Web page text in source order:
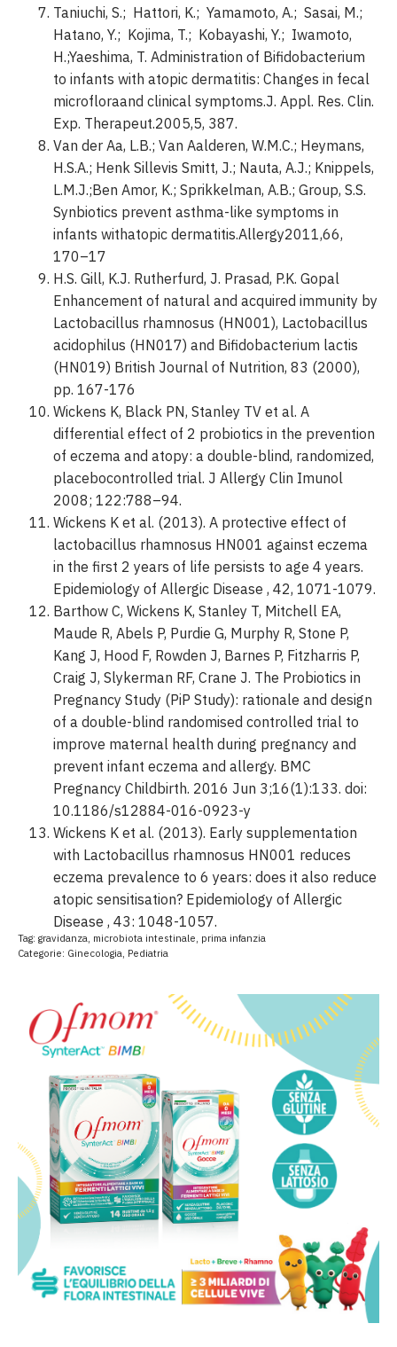
Taniuchi, S.; Hattori, K.; Yamamoto, A.; Sasai, M.;
Hatano, Y.; Kojima, T.; Kobayashi, Y.; Iwamoto,
H.;Yaeshima, T. Administration of Bifidobacterium
to infants with atopic dermatitis: Changes in fecal
microfloraand clinical symptoms.J. Appl. Res. Clin.
Exp. Therapeut.2005,5, 387.
Van der Aa, L.B.; Van Aalderen, W.M.C.; Heymans,
H.S.A.; Henk Sillevis Smitt, J.; Nauta, A.J.; Knippels,
L.M.J.;Ben Amor, K.; Sprikkelman, A.B.; Group, S.S.
Synbiotics prevent asthma-like symptoms in
infants withatopic dermatitis.Allergy2011,66,
170–17
H.S. Gill, K.J. Rutherfurd, J. Prasad, P.K. Gopal
Enhancement of natural and acquired immunity by
Lactobacillus rhamnosus (HN001), Lactobacillus
acidophilus (HN017) and Bifidobacterium lactis
(HN019) British Journal of Nutrition, 83 (2000),
pp. 167-176
Wickens K, Black PN, Stanley TV et al. A
differential effect of 2 probiotics in the prevention
of eczema and atopy: a double-blind, randomized,
placebocontrolled trial. J Allergy Clin Imunol
2008; 122:788–94.
Wickens K et al. (2013). A protective effect of
lactobacillus rhamnosus HN001 against eczema
in the first 2 years of life persists to age 4 years.
Epidemiology of Allergic Disease , 42, 1071-1079.
Barthow C, Wickens K, Stanley T, Mitchell EA,
Maude R, Abels P, Purdie G, Murphy R, Stone P,
Kang J, Hood F, Rowden J, Barnes P, Fitzharris P,
Craig J, Slykerman RF, Crane J. The Probiotics in
Pregnancy Study (PiP Study): rationale and design
of a double-blind randomised controlled trial to
improve maternal health during pregnancy and
prevent infant eczema and allergy. BMC
Pregnancy Childbirth. 2016 Jun 3;16(1):133. doi:
10.1186/s12884-016-0923-y
Wickens K et al. (2013). Early supplementation
with Lactobacillus rhamnosus HN001 reduces
eczema prevalence to 6 years: does it also reduce
atopic sensitisation? Epidemiology of Allergic
Disease , 43: 1048-1057.
Tag: gravidanza microbiota intestinale prima infanzia
Categorie: Ginecologia Pediatria